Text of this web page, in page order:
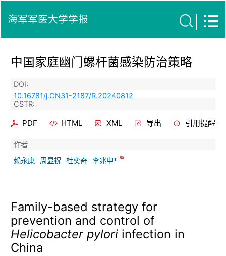
海军军医大学学报
中国家庭幽门螺杆菌感染防治策略
DOI:
10.16781/j.CN31-2187/R.20240812
CSTR:
PDF HTML XML 导出 引用提醒
作者
赖永康
周显祝 杜奕奇 李兆申*
Family-based strategy for
prevention and control of
Helicobacter pyloriinfection in
China